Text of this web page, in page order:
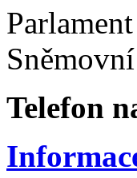
Telefon